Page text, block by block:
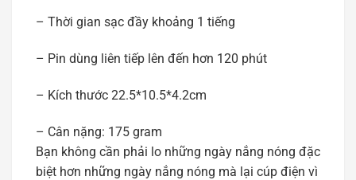
– Thời gian sạc đầy khoảng 1 tiếng
– Pin dùng liên tiếp lên đến hơn 120 phút
– Kích thước 22.5*10.5*4.2cm
– Cân nặng: 175 gram
Bạn không cần phải lo những ngày nắng nóng đặc
biệt hơn những ngày nắng nóng mà lại cúp điện vì